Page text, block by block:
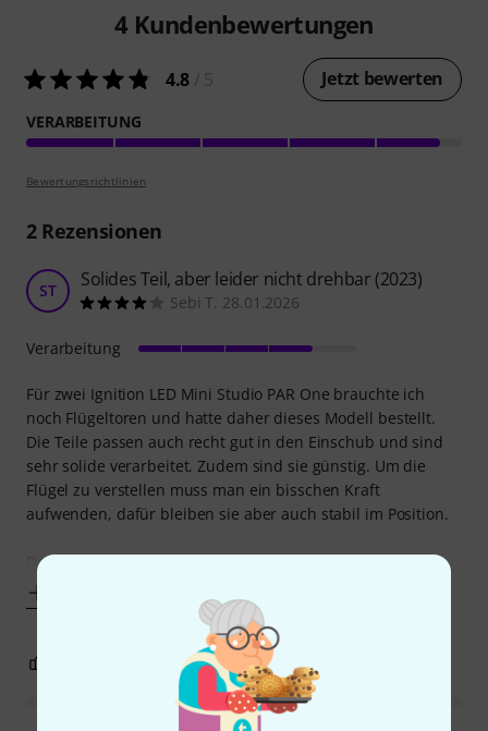
4 Kundenbewertungen
4.8 Jetzt bewerten
VERARBEITUNG
Bewertungsrichtlinien
2Rezensionen
ST Solides Teil, aber leider nicht drehbar (2023)
Sebi T. 28.01.2026
Für zwei Ignition LED Mini Studio PAR One brauchte ich
noch Flügeltoren und hatte daher dieses Modell bestellt.
Die Teile passen auch recht gut in den Einschub und sind
sehr solide verarbeitet. Zudem sind sie günstig. Um die
Flügel zu verstellen muss man ein bisschen Kraft
aufwenden, dafür bleiben sie aber auch stabil im Position.
Doch der große Haken:
Verarbeitung
BEWERTUNG MELDEN